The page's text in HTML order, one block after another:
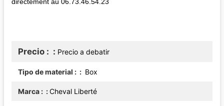
Precio : Precio a debatir
Tipo de material : Box
Marca : Cheval Liberté